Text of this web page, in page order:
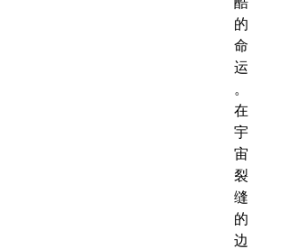
的
命
运
。
在
宇
宙
裂
缝
的
边